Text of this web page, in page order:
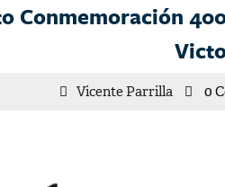
Conmemoración
Vicente ParrillaVicente
0